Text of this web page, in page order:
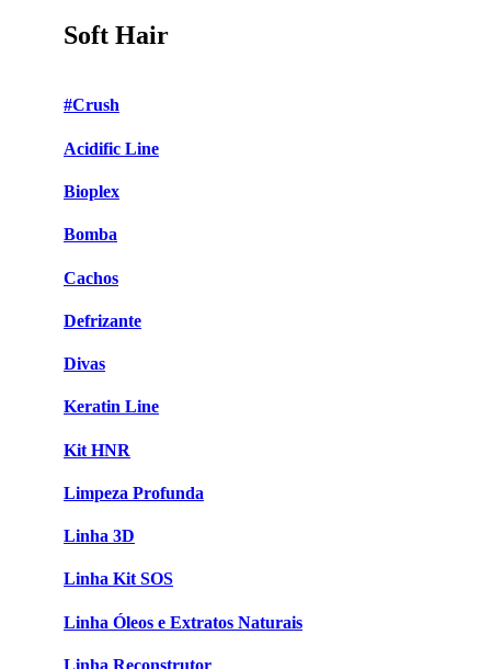
Soft Hair
#Crush
Acidific Line
Bioplex
Bomba
Cachos
Defrizante
Divas
Keratin Line
Kit HNR
Limpeza Profunda
Linha 3D
Linha Kit SOS
Linha Óleos e Extratos Naturais
Linha Reconstrutor